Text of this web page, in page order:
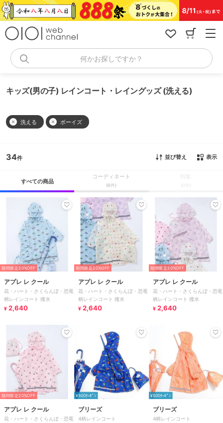
コ
ン
何かお探しですか？
キッズ(男の子) レインコート・レイングッズ (洗える)
洗える ボーイズ
34 並び替え 表示
すべての商品
コーディネート
(6件) (0件)
期間限定20%OFF
アプレ レ クール
花・ハート・さくらんぼ・恐竜
柄レインコート 撥水
¥ 2,640
期間限定20%OFF
アプレ レ クール
花・ハート・さくらんぼ・恐竜
柄レインコート 撥水
¥ 2,640
期間限定20%OFF
アプレ レ クール
花・ハート・さくらんぼ・恐竜
柄レインコート 撥水
¥ 2,640
期間限定20%OFF
アプレ レ クール
花・ハート・さくらんぼ・恐竜
¥500ｸｰﾎﾟﾝ
ブリーズ
4柄レインコート
¥500ｸｰﾎﾟﾝ
ブリーズ
4柄レインコート